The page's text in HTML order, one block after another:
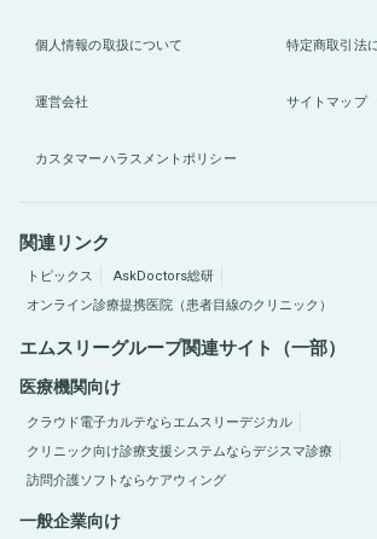
個人情報の取扱について 特定商取引法
運営会社 サイトマップ
カスタマーハラスメントポリシー
関連リンク
トピックス
AskDoctors総研
オンライン診療提携医院（患者目線のクリニック）
エムスリーグループ関連サイト（一部）
医療機関向け
クラウド電子カルテならエムスリーデジカル
クリニック向け診療支援システムならデジスマ診療
訪問介護ソフトならケアウィング
一般企業向け